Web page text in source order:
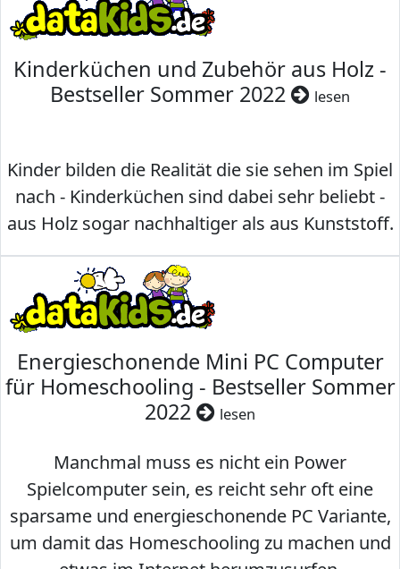
Kinderküchen und Zubehör aus Holz -
Bestseller Sommer 2022
lesen
Kinder bilden die Realität die sie sehen im Spiel
nach - Kinderküchen sind dabei sehr beliebt -
aus Holz sogar nachhaltiger als aus Kunststoff.
Energieschonende Mini PC Computer
für Homeschooling - Bestseller Sommer
2022
lesen
Manchmal muss es nicht ein Power
Spielcomputer sein, es reicht sehr oft eine
sparsame und energieschonende PC Variante,
um damit das Homeschooling zu machen und